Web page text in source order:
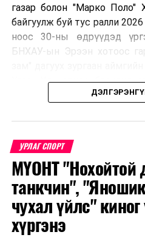
газар болон "Марко Поло"
байгуулж буй тус ралли
ноос 30-ны өдрүүдэд
БНХАУ-ын Эрээн хотоос
Улаан-Үд хотноо барианд
улс тус бүрээс авто спорт
хэвлэл мэдээллийн
Тус автомашинтай брэнд
шийдвэрийг гурван орны
нарын 2025 онд Дархан-
уулзалтын үеэр гаргасан
Монголын улсын талаас
УРЛАГ СПОРТ
МҮОНТ "Нохойтой
танкчин",
чухал үйлс"
хүргэнэ